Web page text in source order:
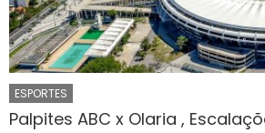
ESPORTES
Palpites ABC x Olaria ,